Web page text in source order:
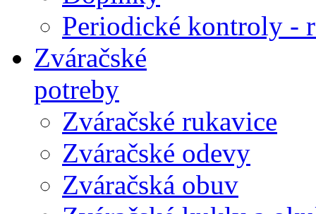
Periodické kontroly -
Zváračské
potreby
Zváračské rukavice
Zváračské odevy
Zváračská obuv